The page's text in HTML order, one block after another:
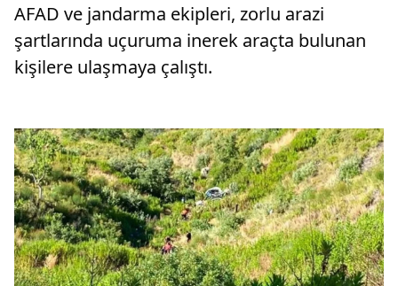
AFAD ve jandarma ekipleri, zorlu arazi
şartlarında uçuruma inerek araçta bulunan
kişilere ulaşmaya çalıştı.